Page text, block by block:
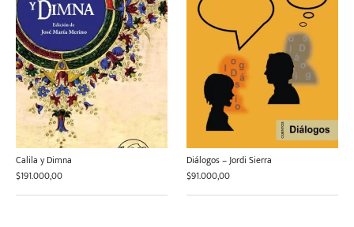
Calila y Dimna
$191.000,00
Diálogos – Jordi Sierra
$91.000,00